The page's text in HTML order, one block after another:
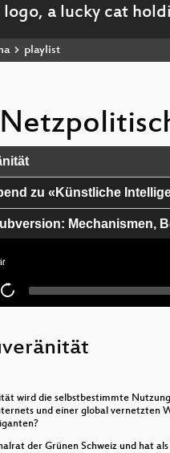
playlist
zu «Künstliche
Mechanismen,
und NSO Group
und Gamification
wird die selbstbestimmte
und einer global vernetzten
der Grünen Schweiz und hat